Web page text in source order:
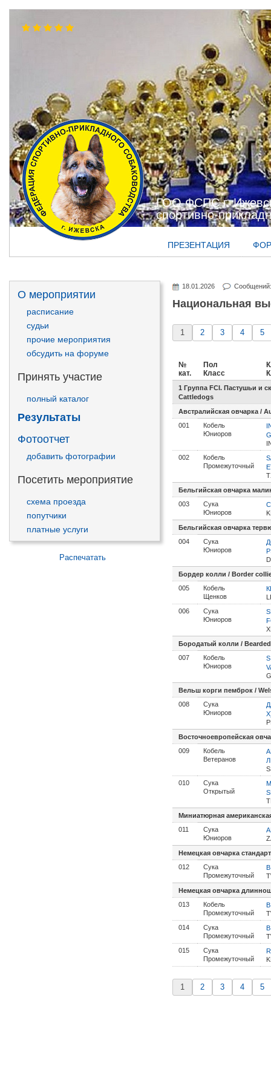
ГОО ФСПС г.
спортивно-
ПРЕЗЕНТАЦИЯ
О мероприятии
расписание
судьи
прочие мероприятия
обсудить на форуме
Принять участие
полный каталог
Результаты
Фотоотчет
добавить фотографии
Посетить мероприятие
схема проезда
попутчики
платные услуги
Распечатать
18.01.2026
Национальная
1 2 3 4 5
№
кат.
Пол
Класс
1 Группа FCI. Пастушьи и
Cattledogs
Австралийская овчарка /
001
Кобель
Юниоров
002
Кобель
Промежуточный
Бельгийская овчарка
003
Сука
Юниоров
Бельгийская овчарка
004
Сука
Юниоров
Бордер колли / Border
005
Кобель
Щенков
006
Сука
Юниоров
Бородатый колли /
007
Кобель
Юниоров
Вельш корги пемброк /
008
Сука
Юниоров
Восточноевропейская
009
Кобель
Ветеранов
010
Сука
Открытый
Миниатюрная
011
Сука
Юниоров
Немецкая овчарка
012
Сука
Промежуточный
Немецкая овчарка
013
Кобель
Промежуточный
014
Сука
Промежуточный
015
Сука
Промежуточный
1 2 3 4 5